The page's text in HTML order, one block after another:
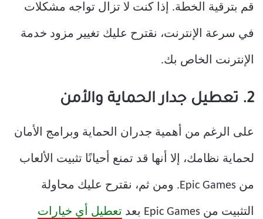
قم بترقية الخطة. إذا كنت لا تزال تواجه مشكلات
في سرعة الإنترنت، نقترح عليك تغيير مزود خدمة
الإنترنت الخاص بك.
2. تعطيل جدار الحماية والأمن
على الرغم من أهمية جدران الحماية وبرامج الأمان
لحماية نظامك، إلا أنها قد تمنع أحيانًا تثبيت الألعاب
من Epic Games. ومن ثم، نقترح عليك محاولة
التثبيت من Epic Games بعد تعطيل أي خيارات